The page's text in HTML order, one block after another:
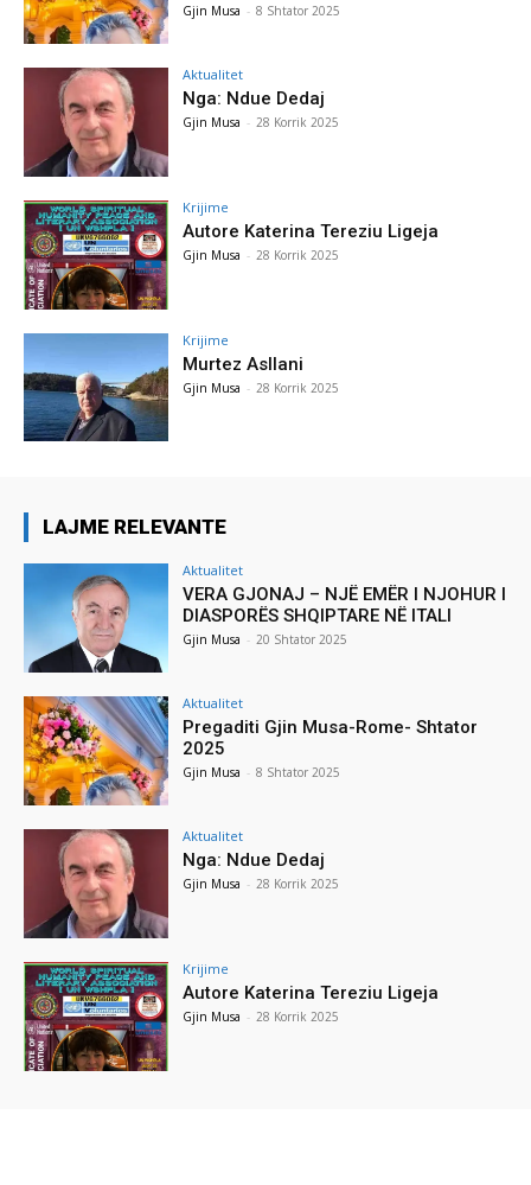
Gjin Musa - 8 Shtator 2025
Aktualitet
Nga: Ndue Dedaj
Gjin Musa - 28 Korrik 2025
Krijime
Autore Katerina Tereziu Ligeja
Gjin Musa - 28 Korrik 2025
Krijime
Murtez Asllani
Gjin Musa - 28 Korrik 2025
LAJME RELEVANTE
Aktualitet
VERA GJONAJ – NJË EMËR I NJOHUR I
DIASPORËS SHQIPTARE NË ITALI
Gjin Musa - 20 Shtator 2025
Aktualitet
Pregaditi Gjin Musa-Rome- Shtator
2025
Gjin Musa - 8 Shtator 2025
Aktualitet
Nga: Ndue Dedaj
Gjin Musa - 28 Korrik 2025
Krijime
Autore Katerina Tereziu Ligeja
Gjin Musa - 28 Korrik 2025